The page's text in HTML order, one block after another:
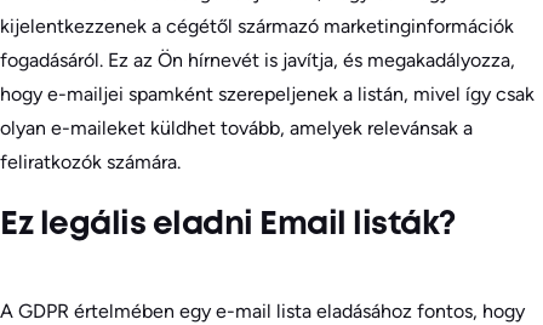
kijelentkezzenek a cégétől származó marketinginformációk
fogadásáról. Ez az Ön hírnevét is javítja, és megakadályozza,
hogy e-mailjei spamként szerepeljenek a listán, mivel így csak
olyan e-maileket küldhet tovább, amelyek relevánsak a
feliratkozók számára.
Ez legális eladni Email listák?
A GDPR értelmében egy e-mail lista eladásához fontos, hogy